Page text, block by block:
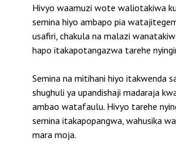
Hivyo waamuzi wote waliotakiwa
semina hiyo ambapo pia
usafiri, chakula na malazi
hapo itakapotangazwa tarehe
Semina na mitihani hiyo itakwenda
shughuli ya upandishaji madaraja
ambao watafaulu. Hivyo tarehe
semina itakapopangwa, wahusika
mara moja.